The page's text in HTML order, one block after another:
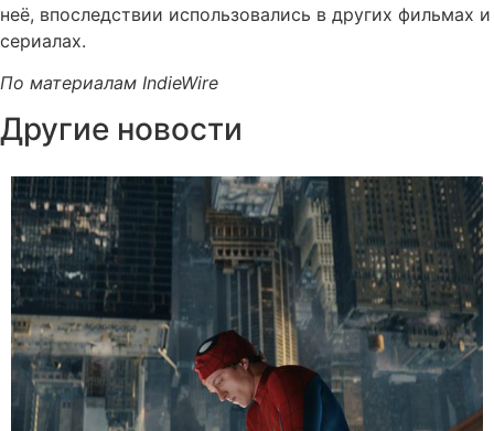
неё, впоследствии использовались в других фильмах и
сериалах.
По материалам IndieWire
Другие новости